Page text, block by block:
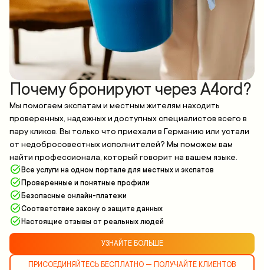
Почему бронируют через A4ord?
Мы помогаем экспатам и местным жителям находить
проверенных, надежных и доступных специалистов всего в
пару кликов. Вы только что приехали в Германию или устали
от недобросовестных исполнителей? Мы поможем вам
найти профессионала, который говорит на вашем языке.
Все услуги на одном портале для местных и экспатов
Проверенные и понятные профили
Безопасные онлайн-платежи
Соответствие закону о защите данных
Настоящие отзывы от реальных людей
УЗНАЙТЕ БОЛЬШЕ
ПРИСОЕДИНЯЙТЕСЬ БЕСПЛАТНО — ПОЛУЧАЙТЕ КЛИЕНТОВ